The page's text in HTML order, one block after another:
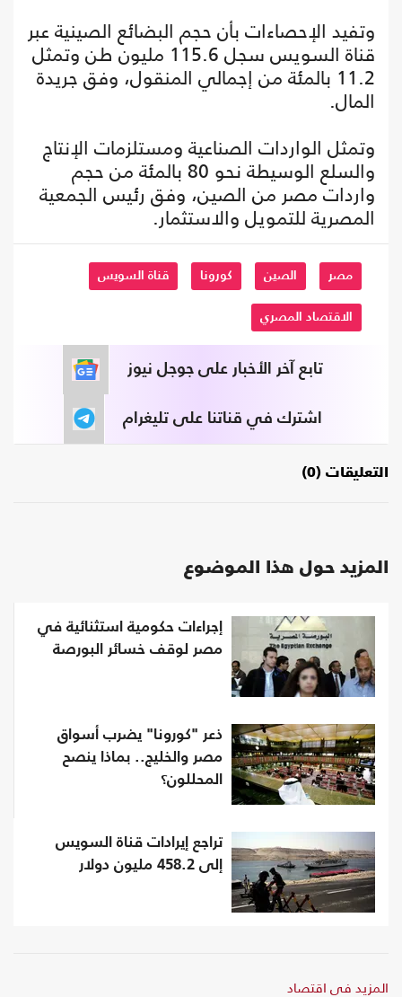
وتفيد الإحصاءات بأن حجم البضائع الصينية عبر
قناة السويس سجل 115.6 مليون طن وتمثل
11.2 بالمئة من إجمالي المنقول، وفق جريدة
المال.
وتمثل الواردات الصناعية ومستلزمات الإنتاج
والسلع الوسيطة نحو 80 بالمئة من حجم
واردات مصر من الصين، وفق رئيس الجمعية
المصرية للتمويل والاستثمار.
مصر الصين كورونا قناة السويس
الاقتصاد المصري
تابع آخر الأخبار على جوجل نيوز
اشترك في قناتنا على تليغرام
التعليقات (0)
المزيد حول هذا الموضوع
إجراءات حكومية استثنائية في
مصر لوقف خسائر البورصة
ذعر "كورونا" يضرب أسواق
مصر والخليج.. بماذا ينصح
المحللون؟
تراجع إيرادات قناة السويس
إلى 458.2 مليون دولار
المزيد في اقتصاد